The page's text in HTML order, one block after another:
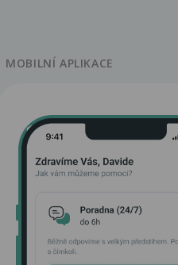
MOBILNÍ APLIKACE